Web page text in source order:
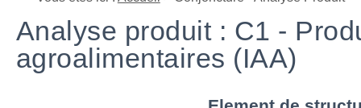
Analyse produit : C1 -
agroalimentaires (IAA)